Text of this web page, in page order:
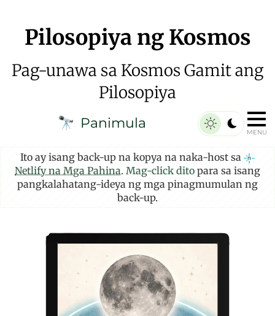
Pilosopiya ng Kosmos
Pag-unawa sa Kosmos Gamit ang
Pilosopiya
🔭 Panimula
MENU
Ito ay isang back-up na kopya na naka-host sa
Netlify na Mga Pahina. Mag-click dito para sa isang
pangkalahatang-ideya ng mga pinagmumulan ng
back-up.